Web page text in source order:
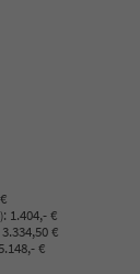
: 1.404,- €
3.334,50 €
€